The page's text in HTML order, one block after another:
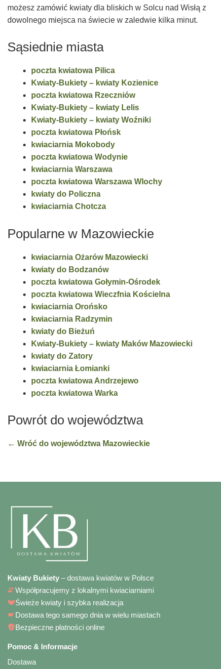
możesz zamówić kwiaty dla bliskich w Solcu nad Wisłą z
dowolnego miejsca na świecie w zaledwie kilka minut.
Sąsiednie miasta
poczta kwiatowa Pilica
Kwiaty-Bukiety – kwiaty Kozienice
poczta kwiatowa Rzeczniów
Kwiaty-Bukiety – kwiaty Lelis
Kwiaty-Bukiety – kwiaty Woźniki
poczta kwiatowa Płońsk
kwiaciarnia Mokobody
poczta kwiatowa Wodynie
kwiaciarnia Warszawa
poczta kwiatowa Warszawa Wlochy
kwiaty do Policzna
kwiaciarnia Chotcza
Popularne w Mazowieckie
kwiaciarnia Ożarów Mazowiecki
kwiaty do Bodzanów
poczta kwiatowa Gołymin-Ośrodek
poczta kwiatowa Wieczfnia Kościelna
kwiaciarnia Orońsko
kwiaciarnia Radzymin
kwiaty do Bieżuń
Kwiaty-Bukiety – kwiaty Maków Mazowiecki
kwiaty do Zatory
kwiaciarnia Łomianki
poczta kwiatowa Andrzejewo
poczta kwiatowa Warka
Powrót do województwa
← Wróć do województwa Mazowieckie
Kwiaty Bukiety – dostawa kwiatów w Polsce
Współpracujemy z lokalnymi kwiaciarniami
Świeże kwiaty i szybka realizacja
Dostawa tego samego dnia w wielu miastach
Bezpieczne płatności online
Pomoc & Informacje
Dostawa